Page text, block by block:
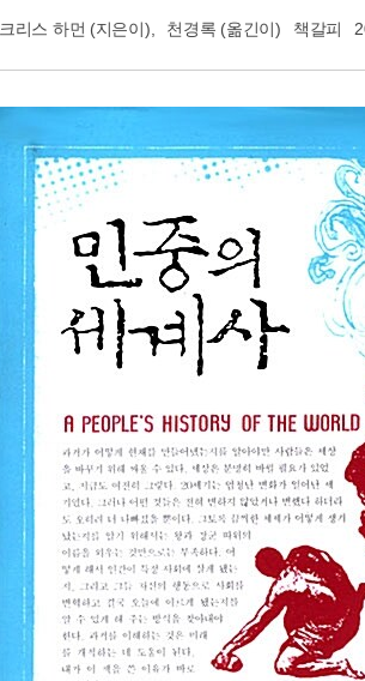
크리스 하먼 (지은이), 천경록 (옮긴이) 책갈피